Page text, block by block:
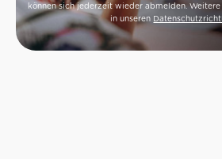
können sich jederzeit wieder abmelden.
in unseren